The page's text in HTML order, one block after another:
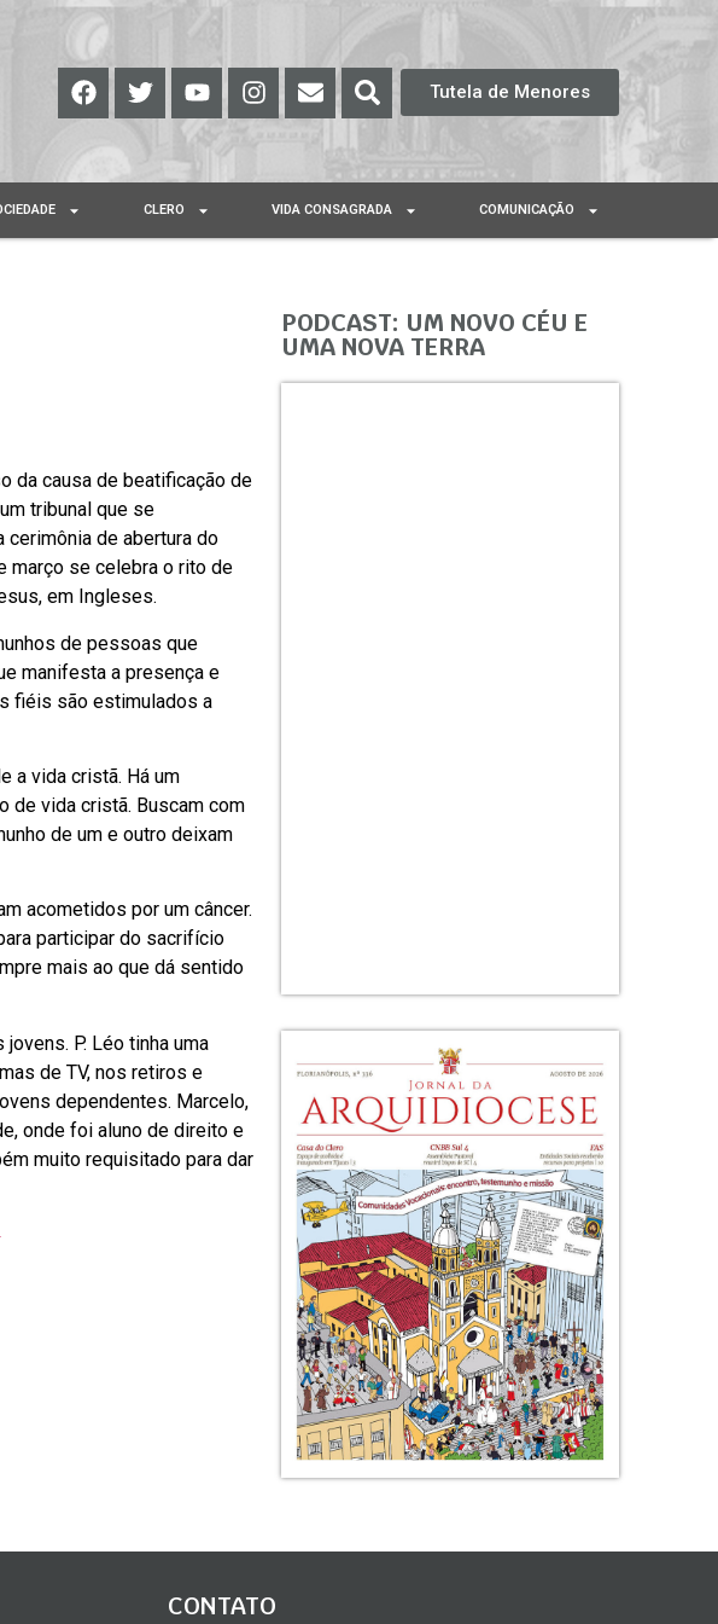
Tutela de Menores
CLERO VIDA CONSAGRADA COMUNICAÇÃO
da causa de beatificação de
tribunal que se
cerimônia de abertura do
março se celebra o rito de
em Ingleses.
de pessoas que
manifesta a presença e
fiéis são estimulados a
a vida cristã. Há um
de vida cristã. Buscam com
de um e outro deixam
acometidos por um câncer.
participar do sacrifício
mais ao que dá sentido
P. Léo tinha uma
de TV, nos retiros e
dependentes. Marcelo,
onde foi aluno de direito e
muito requisitado para dar
PODCAST: UM NOVO CÉU E
UMA NOVA TERRA
CONTATO